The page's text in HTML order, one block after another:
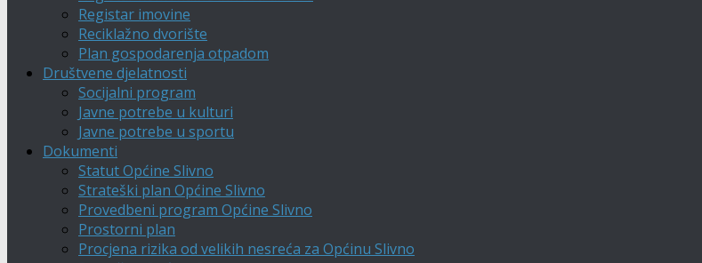
Registar imovine
Reciklažno dvorište
Plan gospodarenja otpadom
Društvene djelatnosti
Socijalni program
Javne potrebe u kulturi
Javne potrebe u sportu
Dokumenti
Statut Općine Slivno
Strateški plan Općine Slivno
Provedbeni program Općine Slivno
Prostorni plan
Procjena rizika od velikih nesreća za Općinu Slivno